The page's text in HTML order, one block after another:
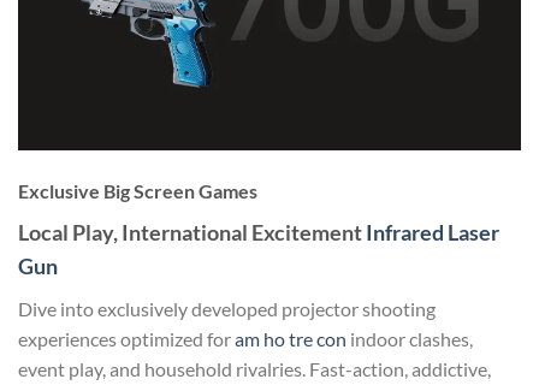
Exclusive Big Screen Games
Local Play, International ExcitementInfrared Laser
Gun
Dive into exclusively developed projector shooting
experiences optimized foram ho tre con indoor clashes,
event play, and household rivalries. Fast-action, addictive,